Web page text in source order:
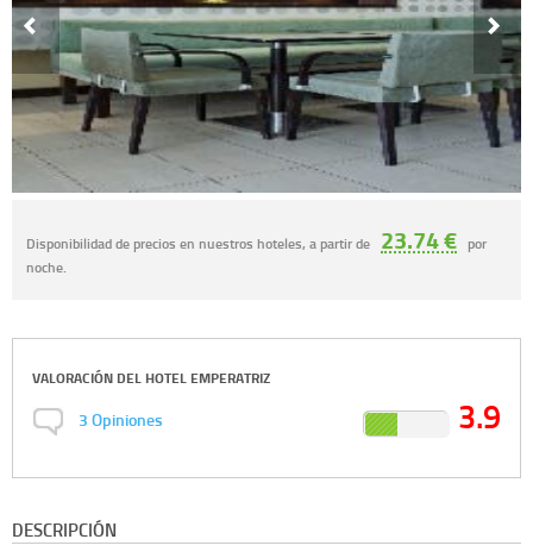
Disponibilidad de precios en nuestros hoteles, a partir de 23.74 € por
noche.
VALORACIÓN DEL HOTEL EMPERATRIZ
3Opiniones 3.9
DESCRIPCIÓN